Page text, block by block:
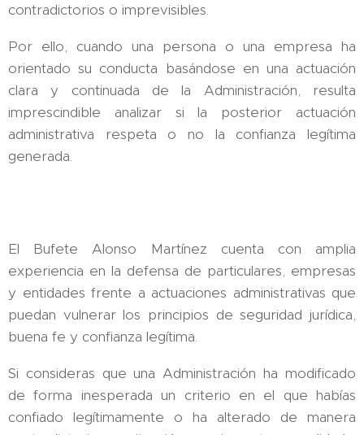
contradictorios o imprevisibles.
Por ello, cuando una persona o una empresa ha
orientado su conducta basándose en una actuación
clara y continuada de la Administración, resulta
imprescindible analizar si la posterior actuación
administrativa respeta o no la confianza legítima
generada.
El Bufete Alonso Martínez cuenta con amplia
experiencia en la defensa de particulares, empresas
y entidades frente a actuaciones administrativas que
puedan vulnerar los principios de seguridad jurídica,
buena fe y confianza legítima.
Si consideras que una Administración ha modificado
de forma inesperada un criterio en el que habías
confiado legítimamente o ha alterado de manera